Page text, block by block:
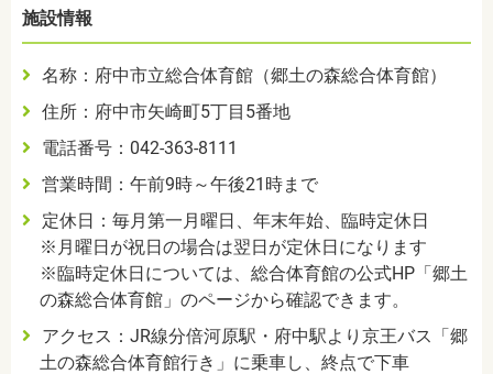
施設情報
名称：府中市立総合体育館（郷土の森総合体育館）
住所：府中市矢崎町5丁目5番地
電話番号：042-363-8111
営業時間：午前9時～午後21時まで
定休日：毎月第一月曜日、年末年始、臨時定休日
※月曜日が祝日の場合は翌日が定休日になります
※臨時定休日については、総合体育館の公式HP「郷土
の森総合体育館」のページから確認できます。
アクセス：JR線分倍河原駅・府中駅より京王バス「郷
土の森総合体育館行き」に乗車し、終点で下車